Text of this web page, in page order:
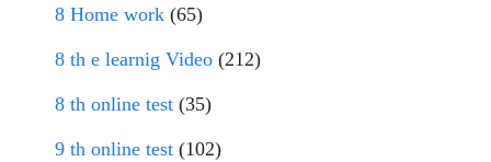
8 Home work (65)
8 th e learnig Video (212)
8 th online test (35)
9 th online test (102)